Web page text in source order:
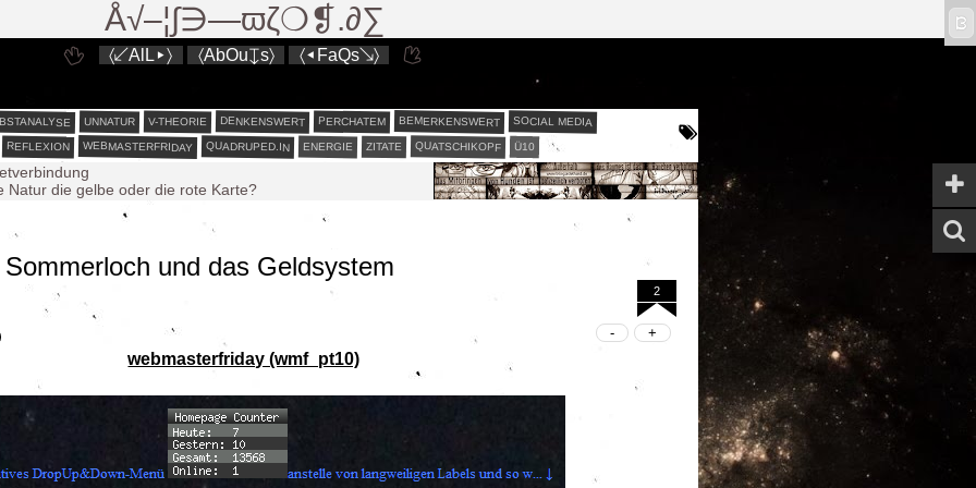
Å√–¦∫∋—ϖζ❍❡.∂∑
〈↙AlL▸〉 〈AbOu↧s〉 〈◂FaQs↘〉
ϖ
UNNATUR V-THEORIE DENKENSWERT PERCHATEM BEMERKENSWERT SOCIAL MEDIA
REFLEXION WEBMASTERFRIDAY QUADRUPED.IN ENERGIE ZITATE QUATSCHIKOPF Ü10
Natur die gelbe oder die rote Karte?
liberum³
liberum²
liberum
Sommerloch und das Geldsystem
2
webmasterfriday (wmf_pt10)